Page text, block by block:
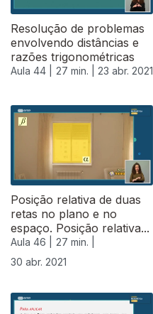
Resolução de problemas
envolvendo distâncias e
razões trigonométricas
Aula 44 | 27 min. | 23 abr. 2021
Posição relativa de duas
retas no plano e no
espaço. Posição relativa...
Aula 46 |
27 min. |
30 abr. 2021
541409